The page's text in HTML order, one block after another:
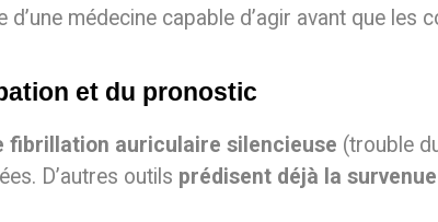
médecine capable d’agir avant que les
et du pronostic
fibrillation auriculaire silencieuse (trouble
D’autres outils prédisent déjà la